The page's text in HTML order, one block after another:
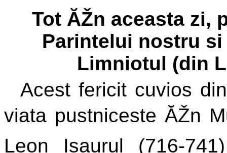
Tot ĂŽn aceasta zi,
Parintelui nostru
Limniotul (din
Acest fericit cuvios
viata pustniceste ĂŽn
Leon Isaurul (716-